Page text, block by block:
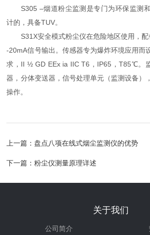
S305 –烟道粉尘监测是专门为环保监测
计的，具备TUV。
S31X安全模式粉尘仪在危险地区使用，配
-20mA信号输出。传感器专为爆炸环境应用而
求，II ½ GD EEx ia IIC T6，IP65，T85℃。
器，分体变送器，信号处理单元（监测设备）
操作。
上一篇：盘点八项在线式烟尘监测仪的优势
下一篇：粉尘仪测量原理详述
关于我们
公司简介